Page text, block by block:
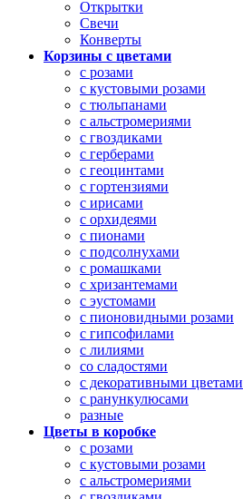
Открытки
Свечи
Конверты
Корзины с цветами
с розами
с кустовыми розами
с тюльпанами
с альстромериями
с гвоздиками
с герберами
с геоцинтами
с гортензиями
с ирисами
с орхидеями
с пионами
с подсолнухами
с ромашками
с хризантемами
с эустомами
с пионовидными розами
с гипсофилами
с лилиями
со сладостями
с декоративными цветами
с ранункулюсами
разные
Цветы в коробке
с розами
с кустовыми розами
с альстромериями